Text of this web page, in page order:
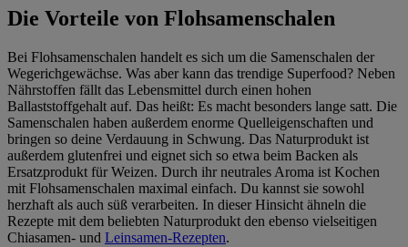
Die Vorteile von Flohsamenschalen
Bei Flohsamenschalen handelt es sich um die Samenschalen der
Wegerichgewächse. Was aber kann das trendige Superfood? Neben
Nährstoffen fällt das Lebensmittel durch einen hohen
Ballaststoffgehalt auf. Das heißt: Es macht besonders lange satt. Die
Samenschalen haben außerdem enorme Quelleigenschaften und
bringen so deine Verdauung in Schwung. Das Naturprodukt ist
außerdem glutenfrei und eignet sich so etwa beim Backen als
Ersatzprodukt für Weizen. Durch ihr neutrales Aroma ist Kochen
mit Flohsamenschalen maximal einfach. Du kannst sie sowohl
herzhaft als auch süß verarbeiten. In dieser Hinsicht ähneln die
Rezepte mit dem beliebten Naturprodukt den ebenso vielseitigen
Chiasamen- und Leinsamen-Rezepten.